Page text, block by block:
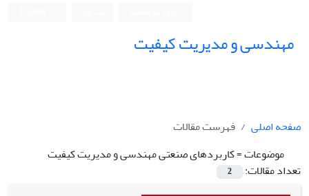
مهندسی و مدیریت کیفیت
صفحه اصلی
فهرست مقالات
موضوعات =کاربردهای صنعتی مهندسی و مدیریت کیفیت
تعداد مقالات:
2